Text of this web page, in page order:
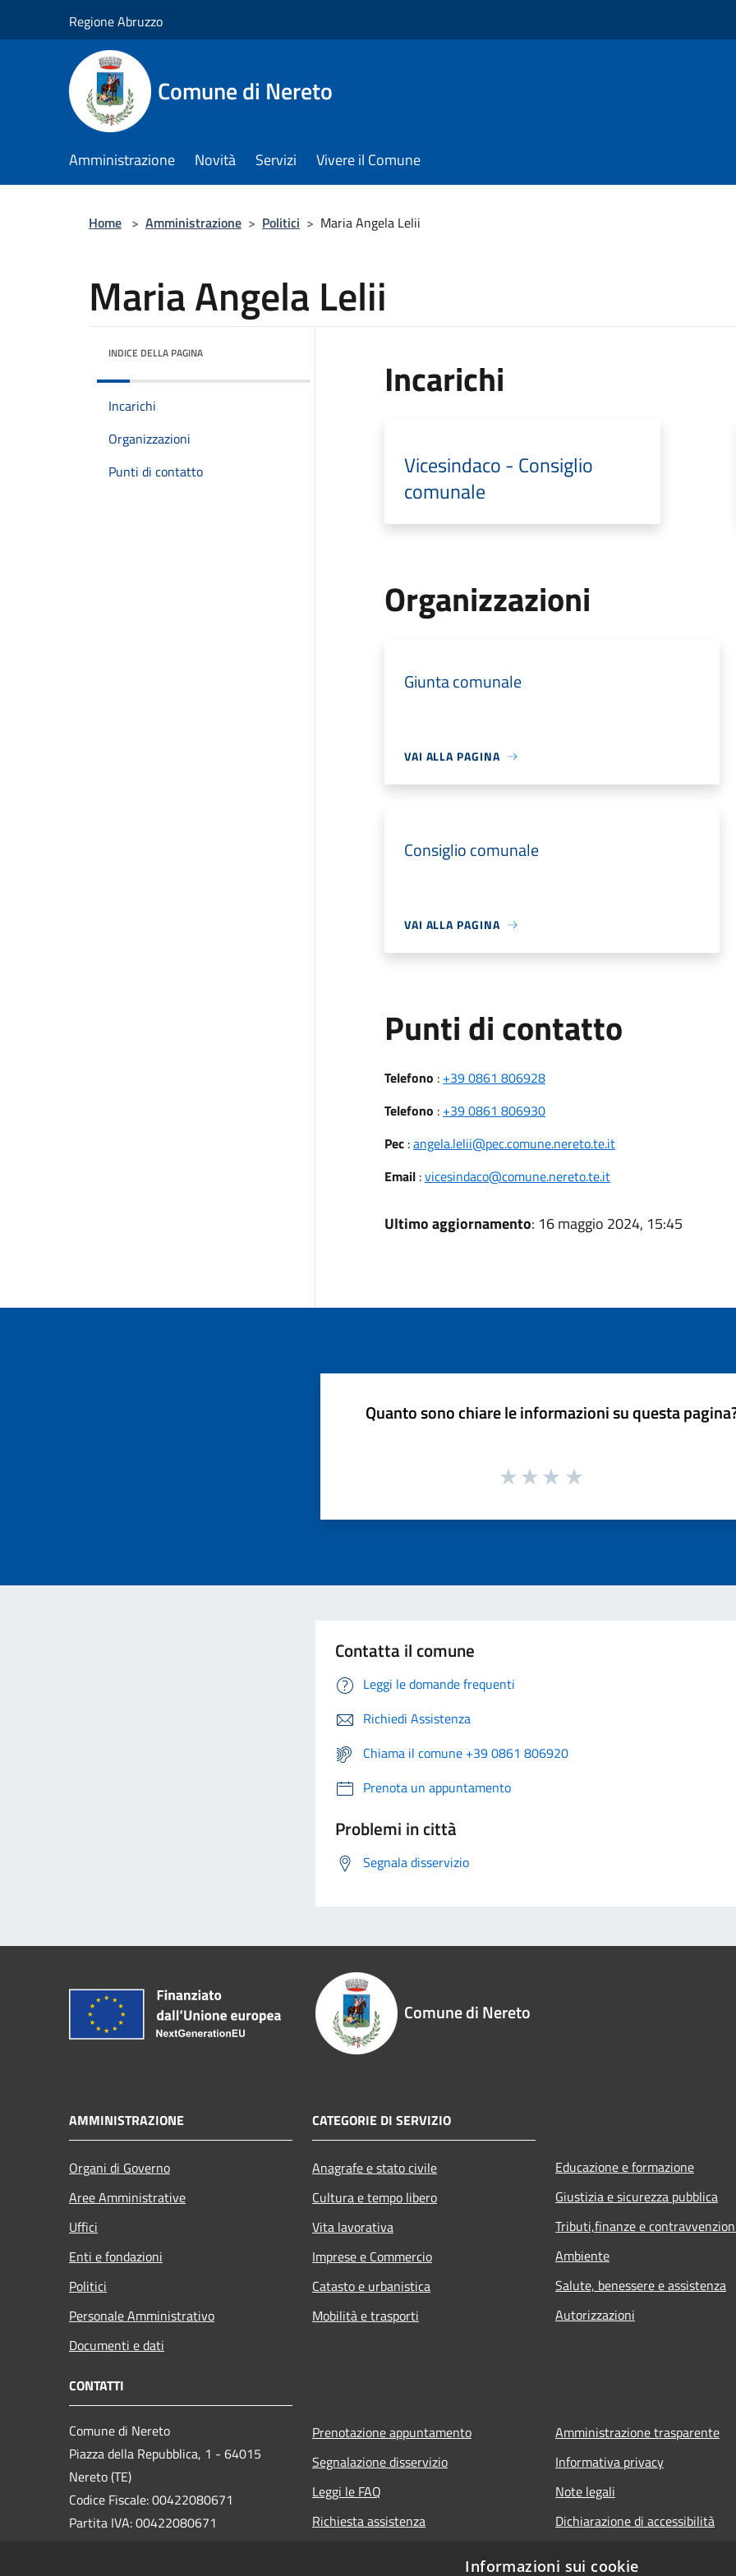
Regione Abruzzo
Comune di Nereto
Amministrazione Novità Servizi Vivere il Comune
Home > Amministrazione > Politici > Maria Angela Lelii
Maria Angela Lelii
INDICE DELLA PAGINA
Incarichi
Organizzazioni
Punti di contatto
Incarichi
Vicesindaco - Consiglio
comunale
Organizzazioni
Giunta comunale
VAI ALLA PAGINA
Consiglio comunale
VAI ALLA PAGINA
Punti di contatto
Telefono : +39 0861 806928
Telefono : +39 0861 806930
Pec:angela.lelii@pec.comune.nereto.te.it
Email:vicesindaco@comune.nereto.te.it
Ultimo aggiornamento: 16 maggio 2024, 15:45
Quanto sono chiare le informazioni su questa
Contatta il comune
Leggi le domande frequenti
Richiedi Assistenza
Chiama il comune +39 0861 806920
Prenota un appuntamento
Problemi in città
Segnala disservizio
Comune di Nereto
AMMINISTRAZIONE
Organi di Governo
Aree Amministrative
Uffici
Enti e fondazioni
Politici
Personale Amministrativo
Documenti e dati
CATEGORIE DI SERVIZIO
Anagrafe e stato civile
Cultura e tempo libero
Vita lavorativa
Imprese e Commercio
Catasto e urbanistica
Mobilità e trasporti
Educazione e formazione
Giustizia e sicurezza pubblica
Tributi,finanze e
Ambiente
Salute, benessere e assistenza
Autorizzazioni
CONTATTI
Comune di Nereto
Piazza della Repubblica, 1 - 64015
Nereto (TE)
Codice Fiscale: 00422080671
Partita IVA: 00422080671
Prenotazione appuntamento
Segnalazione disservizio
Leggi le FAQ
Richiesta assistenza
Amministrazione trasparente
Informativa privacy
Note legali
Dichiarazione di accessibilità
Informazioni sui cookie